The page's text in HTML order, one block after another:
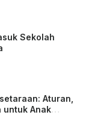
Sekolah
Aturan,
untuk Anak